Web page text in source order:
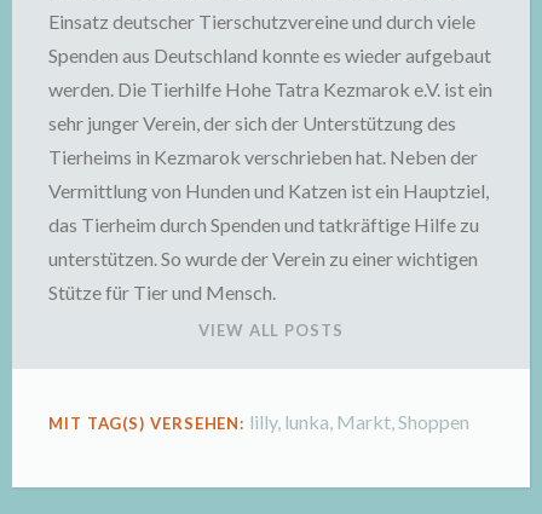
Einsatz deutscher Tierschutzvereine und durch viele
Spenden aus Deutschland konnte es wieder aufgebaut
werden. Die Tierhilfe Hohe Tatra Kezmarok e.V. ist ein
sehr junger Verein, der sich der Unterstützung des
Tierheims in Kezmarok verschrieben hat. Neben der
Vermittlung von Hunden und Katzen ist ein Hauptziel,
das Tierheim durch Spenden und tatkräftige Hilfe zu
unterstützen. So wurde der Verein zu einer wichtigen
Stütze für Tier und Mensch.
VIEW ALL POSTS
MIT TAG(S) VERSEHEN: lilly, lunka Markt Shoppen